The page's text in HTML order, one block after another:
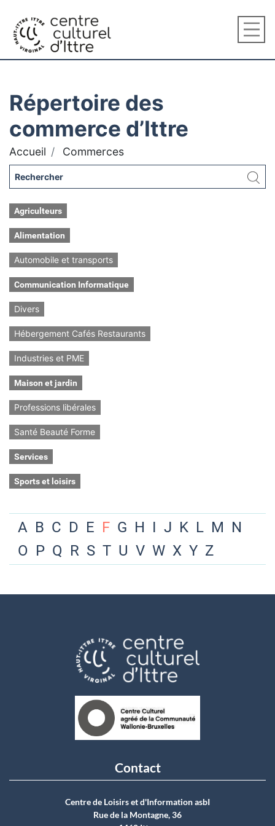
Répertoire des
commerce d’Ittre
Accueil Commerces
Agriculteurs
Alimentation
Automobile et transports
Communication Informatique
Divers
Hébergement Cafés Restaurants
Industries et PME
Maison et jardin
Professions libérales
Santé Beauté Forme
Services
Sports et loisirs
A B C D E F G H I J K L M N
O P Q R S T U V W X Y Z
Contact
Centre de Loisirs et d'Information asbI
Rue de la Montagne, 36